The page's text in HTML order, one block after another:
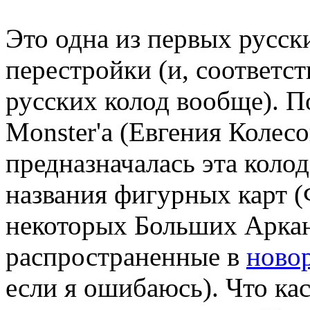
Это одна из первых
перестройки (и,
русских колод вообще).
Monster'а (Евгения
предназначалась эта
названия фигурных карт
некоторых Больших
распространенные в
если я ошибаюсь). Что